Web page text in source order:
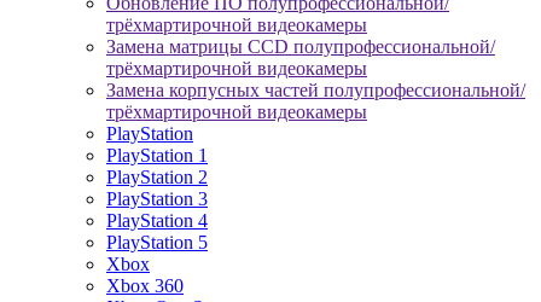
трёхмартирочной видеокамеры
Замена матрицы CCD полупрофессиональной/
трёхмартирочной видеокамеры
Замена корпусных частей полупрофессиональной/
трёхмартирочной видеокамеры
PlayStation
PlayStation 1
PlayStation 2
PlayStation 3
PlayStation 4
PlayStation 5
Xbox
Xbox 360